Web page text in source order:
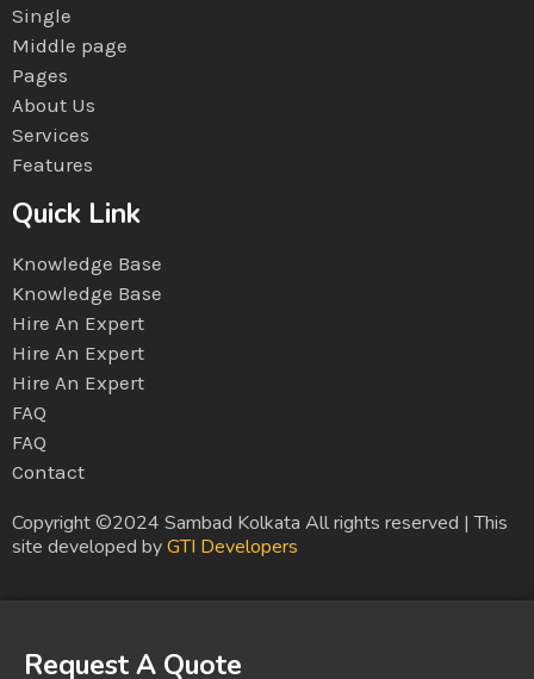
Single
Middle page
Pages
About Us
Services
Features
Quick Link
Knowledge Base
Knowledge Base
Hire An Expert
Hire An Expert
Hire An Expert
FAQ
FAQ
Contact
Copyright ©2024 Sambad Kolkata All rights reserved | This
site developed byGTI Developers
Request A Quote